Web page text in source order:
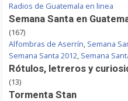
Radios de Guatemala en linea
Semana Santa en
(167)
Alfombras de Aserrín, Semana
Semana Santa 2012, Semana
Rótulos, letreros y
(13)
Tormenta Stan